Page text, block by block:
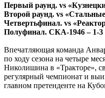
Первый раунд. vs
Второй раунд. vs
Четвертьфинал. vs
Полуфинал. СКА-1946 – 1-3
Впечатляющая команда
по ходу сезона на четыре
Николишина в «Тракторе»,
регулярный чемпионат и
главном претенденте на